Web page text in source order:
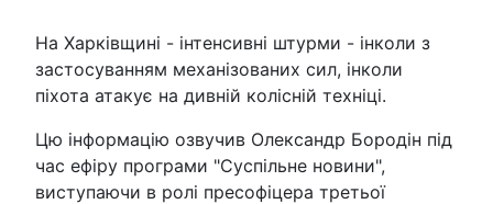
На Харківщині - інтенсивні штурми - інколи з
застосуванням механізованих сил, інколи
піхота атакує на дивній колісній техніці.
Цю інформацію озвучив Олександр Бородін під
час ефіру програми "Суспільне новини",
виступаючи в ролі пресофіцера третьої